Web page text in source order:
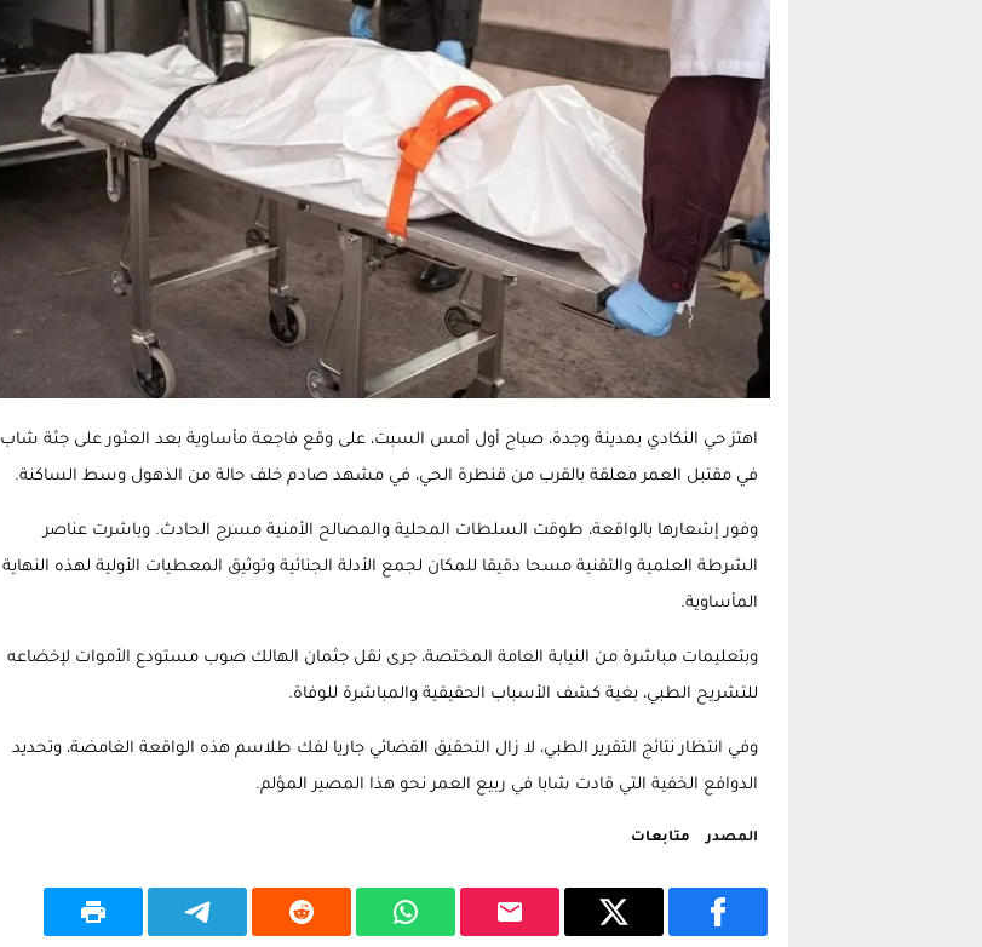
تغيير تاريخي بحزب الاستقلال بالحسيمة: محمد الحموداني يبدأ مرحلة ما بعد مضيان
اتفاق وشيك بين واشنطن وطهران لفتح مضيق هرمز يدفع أسعار النفط للتراجع
الحكومة الإسبانية تعلن عن ميزانية استثنائية بقيمة 25 مليون يورو لرعاية القاصرين في سبتة
قطاع نقل البضائع بالمغرب يلوح بإضراب وطني جراء ارتفاع أسعار الوقود
اهتز حي النكادي بمدينة وجدة، صباح أول أمس السبت، على وقع فاجعة مأساوية بعد العثور على جثة شاب
في مقتبل العمر معلقة بالقرب من قنطرة الحي، في مشهد صادم خلف حالة من الذهول وسط الساكنة.
وفور إشعارها بالواقعة، طوقت السلطات المحلية والمصالح الأمنية مسرح الحادث. وباشرت عناصر
الشرطة العلمية والتقنية مسحا دقيقا للمكان لجمع الأدلة الجنائية وتوثيق المعطيات الأولية لهذه النهاية
المأساوية.
وبتعليمات مباشرة من النيابة العامة المختصة، جرى نقل جثمان الهالك صوب مستودع الأموات لإخضاعه
للتشريح الطبي، بغية كشف الأسباب الحقيقية والمباشرة للوفاة.
وفي انتظار نتائج التقرير الطبي، لا زال التحقيق القضائي جاريا لفك طلاسم هذه الواقعة الغامضة، وتحديد
الدوافع الخفية التي قادت شابا في ربيع العمر نحو هذا المصير المؤلم.
المصدر متابعات